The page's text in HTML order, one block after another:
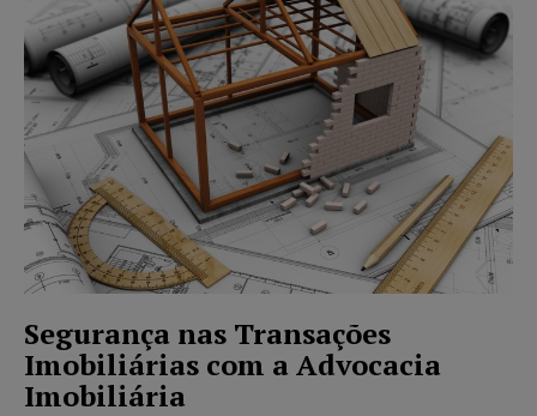
Segurança nas Transações
Imobiliárias com a Advocacia
Imobiliária